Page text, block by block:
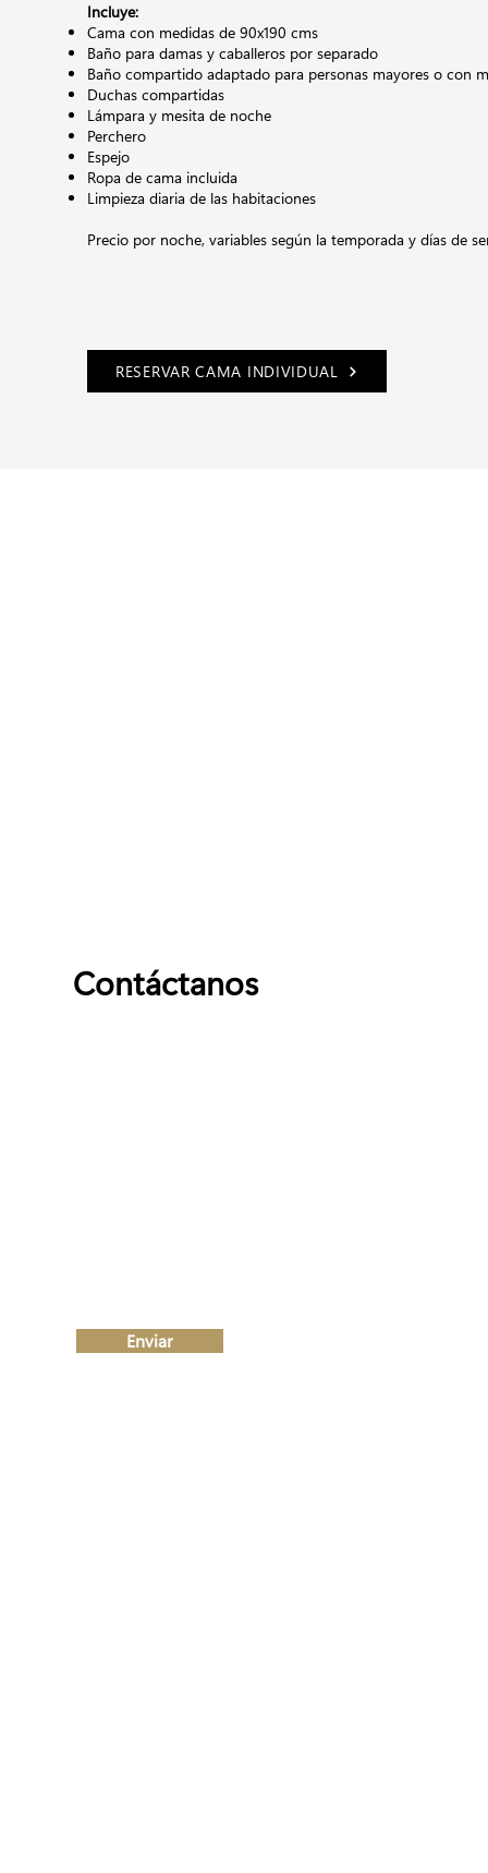
Incluye:
Cama con medidas de 90x190 cms
Baño para damas y caballeros por separado
Baño compartido adaptado para personas mayores o con
Duchas compartidas
Lámpara y mesita de noche
Perchero
Espejo
Ropa de cama incluida
Limpieza diaria de las habitaciones
Precio por noche, variables según la temporada y días de
RESERVAR CAMA INDIVIDUAL
Contáctanos
Enviar